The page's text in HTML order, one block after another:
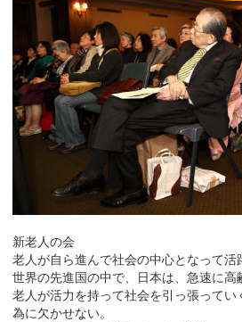
新老人の会
老人が自ら進んで社会の中心となって活
世界の先進国の中で、日本は、急速に高
老人が活力を持って社会を引っ張って
為に欠かせない。